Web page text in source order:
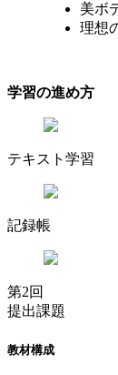
美ボ
理想
学習の進め方
テキスト学習
記録帳
第2回
提出課題
教材構成